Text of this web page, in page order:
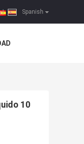
Spanish
|
10